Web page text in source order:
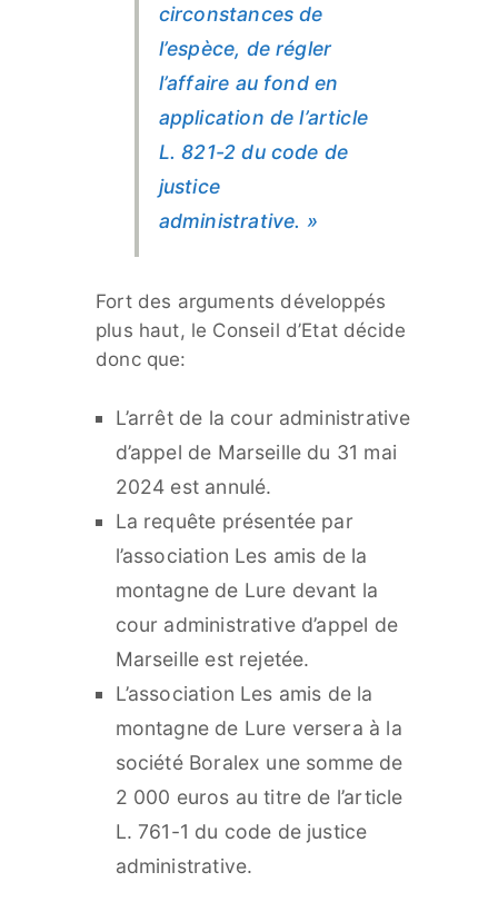
circonstances de
l’espèce, de régler
l’affaire au fond en
application de l’article
L. 821-2 du code de
justice
administrative. »
Fort des arguments développés
plus haut, le Conseil d’Etat décide
donc que:
L’arrêt de la cour administrative
d’appel de Marseille du 31 mai
2024 est annulé.
La requête présentée par
l’association Les amis de la
montagne de Lure devant la
cour administrative d’appel de
Marseille est rejetée.
L’association Les amis de la
montagne de Lure versera à la
société Boralex une somme de
2 000 euros au titre de l’article
L. 761-1 du code de justice
administrative.